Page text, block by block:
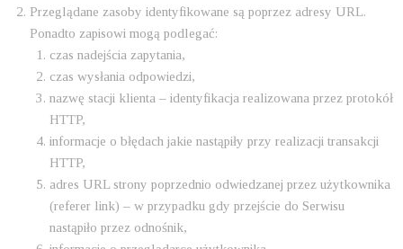
Przeglądane zasoby identyfikowane są poprzez adresy URL.
Ponadto zapisowi mogą podlegać:
czas nadejścia zapytania,
czas wysłania odpowiedzi,
nazwę stacji klienta – identyfikacja realizowana przez protokół
HTTP,
informacje o błędach jakie nastąpiły przy realizacji transakcji
HTTP,
adres URL strony poprzednio odwiedzanej przez użytkownika
(referer link) – w przypadku gdy przejście do Serwisu
nastąpiło przez odnośnik,